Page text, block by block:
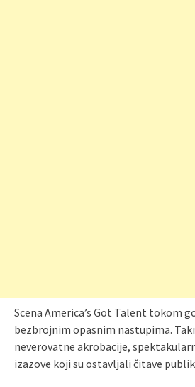
Scena America’s Got Talent tokom
bezbrojnim opasnim nastupima.
neverovatne akrobacije,
izazove koji su ostavljali čitave